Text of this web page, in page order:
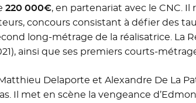
220 000€, en partenariat avec le CNC. Il
concours consistant à défier des
long-métrage de la réalisatrice. La
ainsi que ses premiers courts-
Delaporte et Alexandre De La
Il met en scène la vengeance